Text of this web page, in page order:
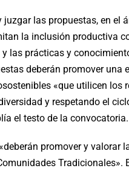
las propuestas, en el
la inclusión productiva
las prácticas y
deberán promover una
«que utilicen los
y respetando el
el testo de la convocatoria.
promover y valorar
Tradicionales».